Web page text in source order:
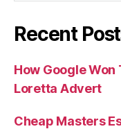
Recent
How Google
Loretta Advert
Cheap Masters